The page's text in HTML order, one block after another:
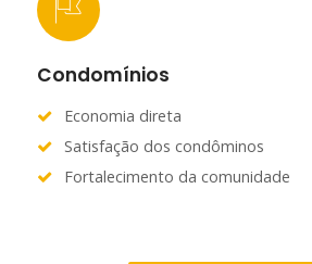
Condomínios
Economia direta
Satisfação dos condôminos
Fortalecimento da comunidade